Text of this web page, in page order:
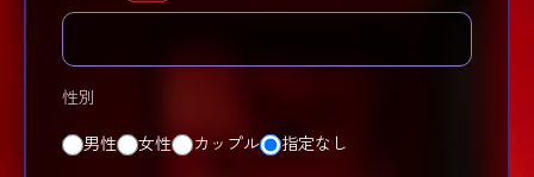
性別
男性 女性 カップル 指定なし